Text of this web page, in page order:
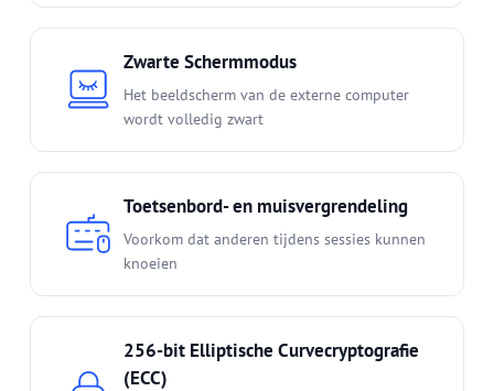
Zwarte Schermmodus
Het beeldscherm van de externe computer
wordt volledig zwart
Toetsenbord- en muisvergrendeling
Voorkom dat anderen tijdens sessies kunnen
knoeien
256-bit Elliptische Curvecryptografie
(ECC)